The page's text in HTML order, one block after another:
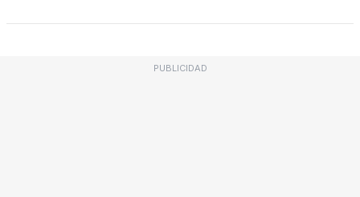
PUBLICIDAD